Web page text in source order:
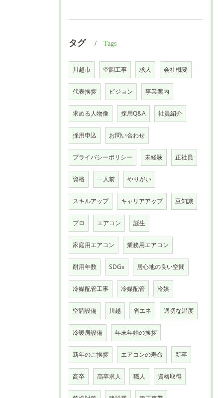
タグ Tags
川越市 空調工事 求人 会社概要
代表挨拶 ビジョン 事業案内
求める人物像 採用Q&A 社員紹介
採用申込 お問い合わせ
プライバシーポリシー 未経験 正社員
資格 一人前 やりがい
スキルアップ キャリアアップ 豆知識
プロ エアコン 誕生
家庭用エアコン 業務用エアコン
耐用年数 SDGs 居心地の良い空間
冷媒配管工事 冷媒配管 冷媒
空調設備 川越 省エネ 適切な温度
冷暖房設備 年末年始の挨拶
新年のご挨拶 エアコンの寿命 新卒
高卒 高卒求人 職人 資格取得